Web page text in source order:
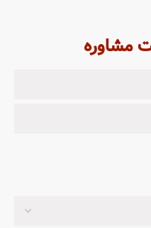
مشاوره